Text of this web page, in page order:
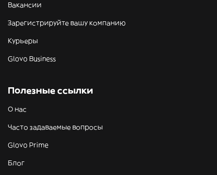
Вакансии
Зарегистрируйте вашу компанию
Курьеры
Glovo Business
Полезные ссылки
О нас
Часто задаваемые вопросы
Glovo Prime
Блог